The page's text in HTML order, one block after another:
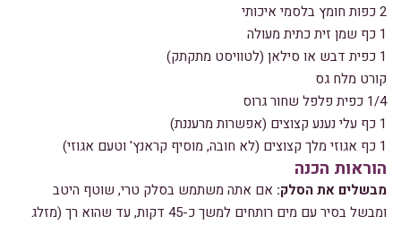
2 כפות חומץ בלסמי איכותי
1 כף שמן זית כתית מעולה
1 כפית דבש או סילאן (לטוויסט מתקתק)
קורט מלח גס
1/4 כפית פלפל שחור גרוס
1 כף עלי נענע קצוצים (אפשרות מרעננת)
1 כף אגוזי מלך קצוצים (לא חובה, מוסיף קראנץ' וטעם אגוזי)
הוראות הכנה
מבשלים את הסלק: אם אתה משתמש בסלק טרי, שוטף היטב
ומבשל בסיר עם מים רותחים למשך כ-45 דקות, עד שהוא רך (מזלג